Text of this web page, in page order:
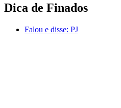
Dica de Finados
Falou e disse: PJ